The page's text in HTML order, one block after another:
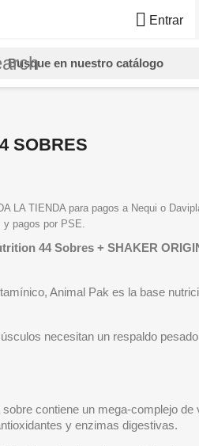
 Entrar
SOBRES
LA TIENDA para pagos a Nequi o
y pagos por PSE.
44 Sobres + SHAKER
Animal Pak es la base
necesitan un respaldo
sobre contiene un mega-complejo de
y enzimas digestivas.